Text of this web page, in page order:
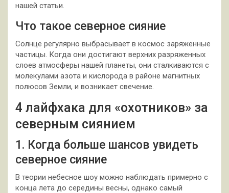
нашей статьи.
Что такое северное сияние
Солнце регулярно выбрасывает в космос заряженные
частицы. Когда они достигают верхних разряженных
слоев атмосферы нашей планеты, они сталкиваются с
молекулами азота и кислорода в районе магнитных
полюсов Земли, и возникает свечение.
4 лайфхака для «охотников» за
северным сиянием
1. Когда больше шансов увидеть
северное сияние
В теории небесное шоу можно наблюдать примерно с
конца лета до середины весны, однако самый